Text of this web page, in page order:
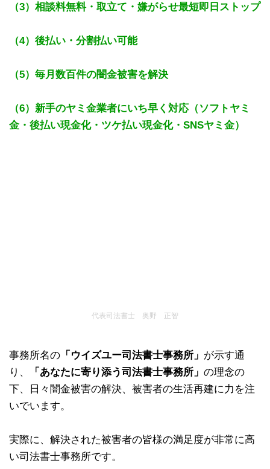
（3）相談料無料・取立て・嫌がらせ最短即日ストップ
（4）後払い・分割払い可能
（5）毎月数百件の闇金被害を解決
（6）新手のヤミ金業者にいち早く対応（ソフトヤミ
金・後払い現金化・ツケ払い現金化・SNSヤミ金）
代表司法書士 奥野 正智
事務所名の 「ウイズユー司法書士事務所」 が示す通
り、
「あなたに寄り添う司法書士事務所」 の理念の
下、日々闇金被害の解決、被害者の生活再建に力を注
いでいます。
実際に、解決された被害者の皆様の満足度が非常に高
い司法書士事務所です。